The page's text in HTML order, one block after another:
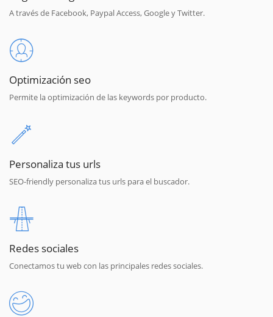
A través de Facebook, Paypal Access, Google y Twitter.
Optimización seo
Permite la optimización de las keywords por producto.
Personaliza tus urls
SEO-friendly personaliza tus urls para el buscador.
Redes sociales
Conectamos tu web con las principales redes sociales.